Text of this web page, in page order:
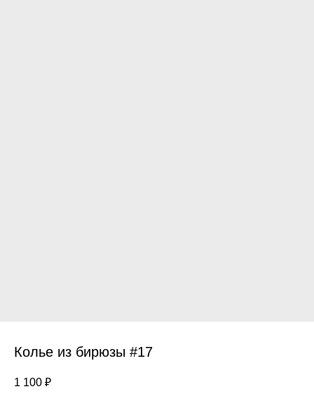
Колье из бирюзы #17
1 100 ₽